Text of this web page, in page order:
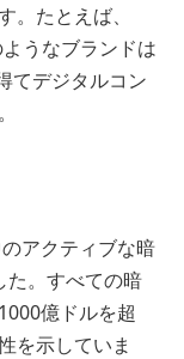
。たとえば、
うなブランドは
てデジタルコン
アクティブな暗
た。すべての暗
億ドルを超
を示していま